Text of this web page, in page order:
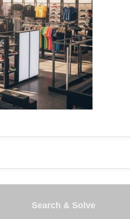
Search & Solve